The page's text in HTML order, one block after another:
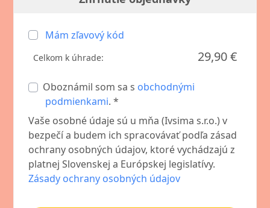
Mám zľavový kód
Celkom k úhrade: 29,90 €
Oboznámil som sa s obchodnými
podmienkami. *
Vaše osobné údaje sú u mňa (Ivsima s.r.o.) v
bezpečí a budem ich spracovávať podľa zásad
ochrany osobných údajov, ktoré vychádzajú z
platnej Slovenskej a Európskej legislatívy.
Zásady ochrany osobných údajov